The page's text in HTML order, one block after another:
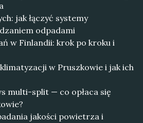
jak łączyć systemy
odpadami
w Finlandii: krok po kroku i
w Pruszkowie i jak ich
multi-split — co opłaca się
jakości powietrza i